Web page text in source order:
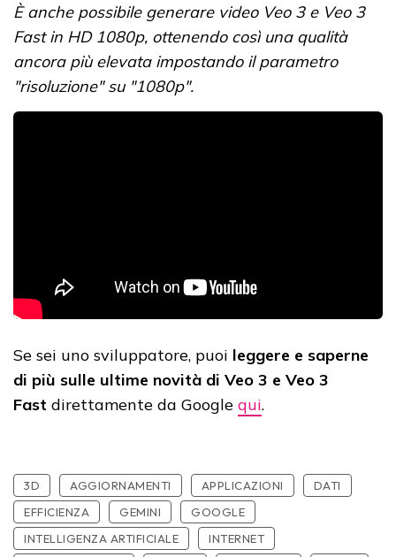
È anche possibile generare video Veo 3 e Veo 3
Fast in HD 1080p, ottenendo così una qualità
ancora più elevata impostando il parametro
"risoluzione" su "1080p".
Se sei uno sviluppatore, puoi leggere e saperne
di più sulle ultime novità di Veo 3 e Veo 3
Fast direttamente da Google qui.
3D AGGIORNAMENTI APPLICAZIONI
DATI
EFFICIENZA
GEMINI
GOOGLE
INTELLIGENZA ARTIFICIALE
INTERNET